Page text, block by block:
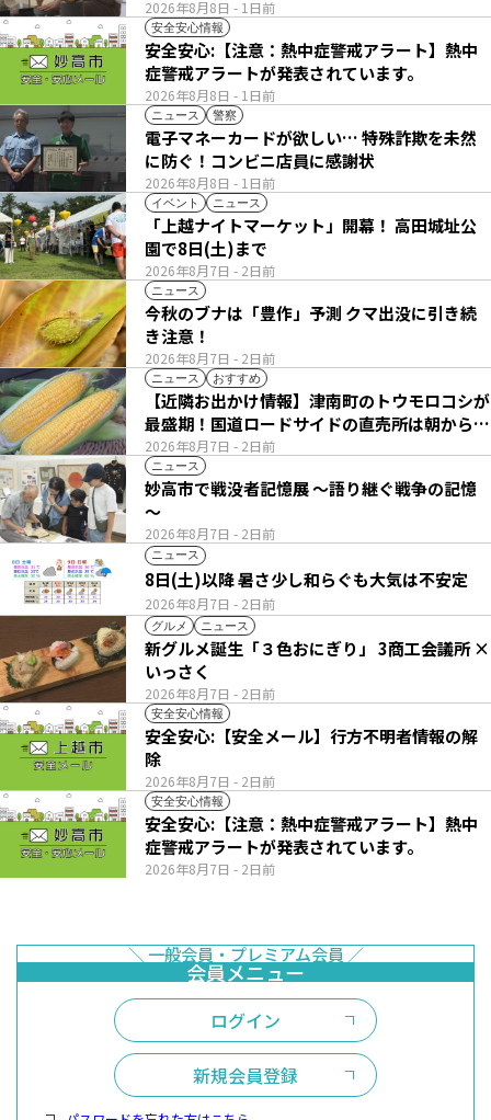
2026年8月8日 - 1日前
安全安心情報
2026年8月8日 - 1日前
安全安心:【注意：熱中症警戒アラート】熱中
症警戒アラートが発表されています。
ニュース 警察
2026年8月8日 - 1日前
電子マネーカードが欲しい… 特殊詐欺を未然
に防ぐ！コンビニ店員に感謝状
イベント ニュース
2026年8月7日 - 2日前
「上越ナイトマーケット」開幕！ 高田城址公
園で8日(土)まで
ニュース
2026年8月7日 - 2日前
今秋のブナは「豊作」予測 クマ出没に引き続
き注意！
ニュース おすすめ
2026年8月7日 - 2日前
【近隣お出かけ情報】津南町のトウモロコシが
最盛期！国道ロードサイドの直売所は朝から長
い列
ニュース
2026年8月7日 - 2日前
妙高市で戦没者記憶展 ～語り継ぐ戦争の記憶
～
ニュース
2026年8月7日 - 2日前
8日(土)以降 暑さ少し和らぐも大気は不安定
グルメ ニュース
2026年8月7日 - 2日前
新グルメ誕生「３色おにぎり」 3商工会議所 ×
いっさく
安全安心情報
2026年8月7日 - 2日前
安全安心:【安全メール】行方不明者情報の解
除
安全安心情報
2026年8月7日 - 2日前
安全安心:【注意：熱中症警戒アラート】熱中
症警戒アラートが発表されています。
ログイン
新規会員登録